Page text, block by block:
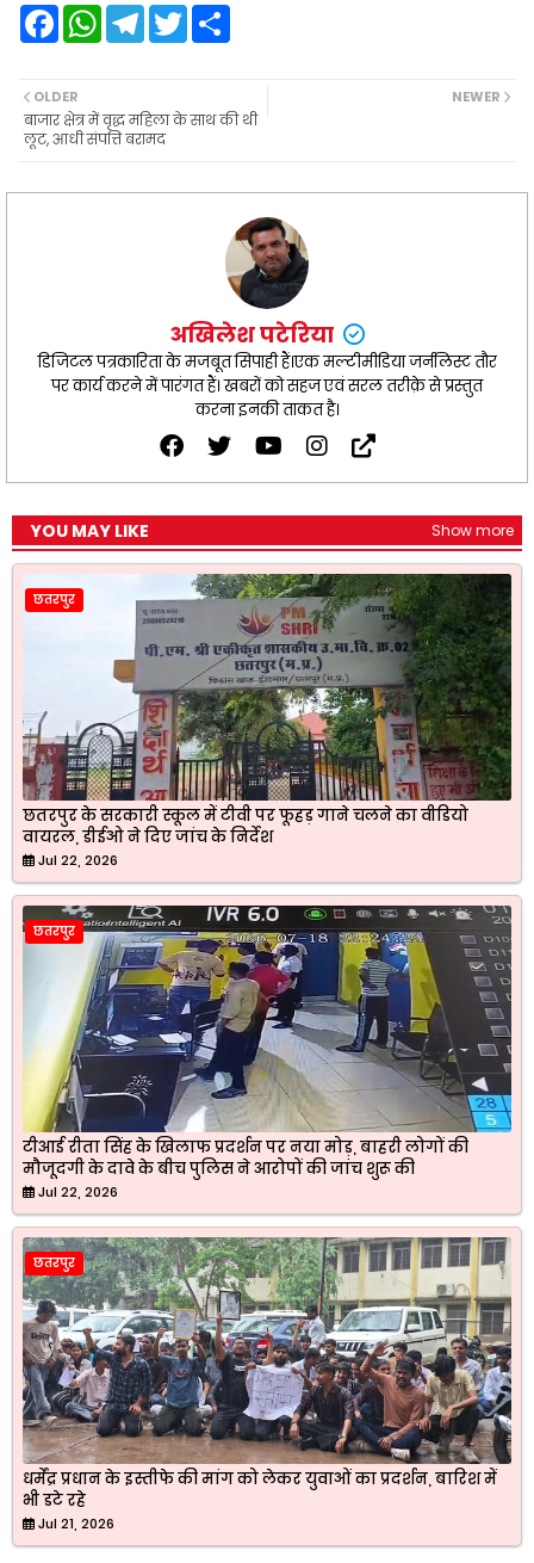
F
a
b
o
o
k
W
A
p
p
T
e
r
a
m
T
w
e
r
NEWER
OLDER
बाजार क्षेत्र में वृद्ध महिला के साथ की थी
लूट, आधी संपत्ति बरामद
अखिलेश पटेरिया
डिजिटल पत्रकारिता के मजबूत सिपाही हैं।एक मल्टीमीडिया जर्नलिस्ट तौर
पर कार्य करने में पारंगत हैं। खबरों को सहज एवं सरल तरीक़े से प्रस्तुत
करना इनकी ताकत है।
YOU MAY LIKE Show more
छतरपुर
छतरपुर के सरकारी स्कूल में टीवी पर फूहड़ गाने चलने का वीडियो
वायरल, डीईओ ने दिए जांच के निर्देश
Jul 22, 2026
छतरपुर
टीआई रीता सिंह के खिलाफ प्रदर्शन पर नया मोड़, बाहरी लोगों की
मौजूदगी के दावे के बीच पुलिस ने आरोपों की जांच शुरू की
Jul 22, 2026
छतरपुर
धर्मेंद्र प्रधान के इस्तीफे की मांग को लेकर युवाओं का प्रदर्शन, बारिश में
भी डटे रहे
Jul 21, 2026